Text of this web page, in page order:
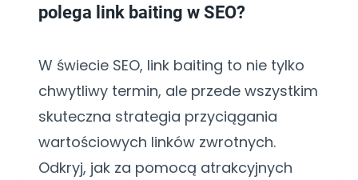
polega link baiting w SEO?
W świecie SEO, link baiting to nie tylko
chwytliwy termin, ale przede wszystkim
skuteczna strategia przyciągania
wartościowych linków zwrotnych.
Odkryj, jak za pomocą atrakcyjnych